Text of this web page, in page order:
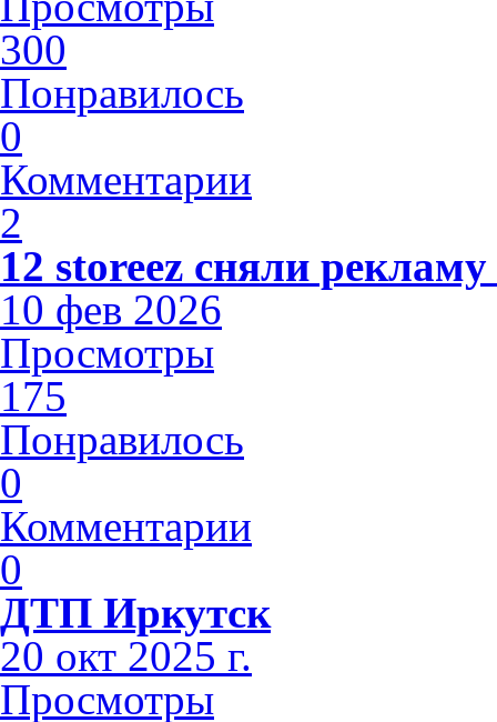
300
Понравилось
0
Комментарии
2
12 storeez сняли
10 фев 2026
Просмотры
175
Понравилось
0
Комментарии
0
ДТП Иркутск
20 окт 2025 г.
Просмотры